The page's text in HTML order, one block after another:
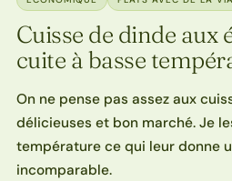
Cuisse de dinde aux
cuite à basse
On ne pense pas assez aux
délicieuses et bon marché. Je
température ce qui leur donne
incomparable.